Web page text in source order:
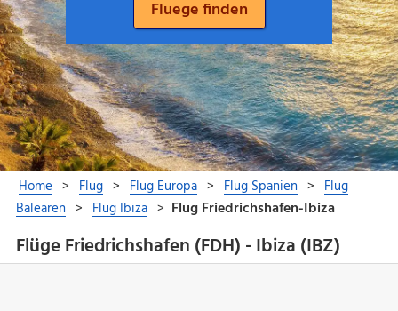
Flüge Friedrichshafen (FDH) - Ibiza (IBZ)